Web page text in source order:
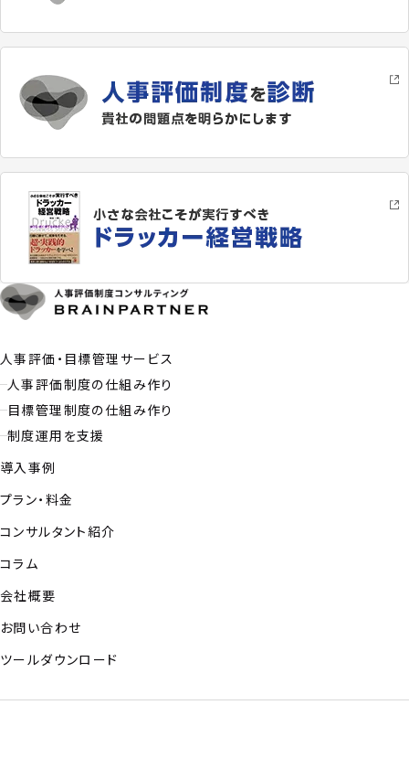
人事評価・目標管理サービス
人事評価制度の仕組み作り
目標管理制度の仕組み作り
制度運用を支援
導入事例
プラン・料金
コンサルタント紹介
コラム
会社概要
お問い合わせ
ツールダウンロード